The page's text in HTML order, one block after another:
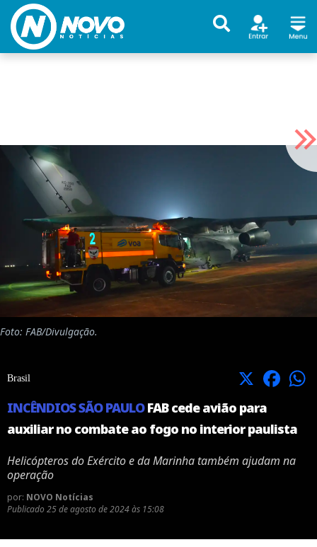
Foto: FAB/Divulgação.
Brasil X Facebook
INCÊNDIOS SÃO PAULOFAB cede avião para
auxiliar no combate ao fogo no interior paulista
Helicópteros do Exército e da Marinha também ajudam na
operação
por: NOVO Notícias
Publicado 25 de agosto de 2024 às 15:08